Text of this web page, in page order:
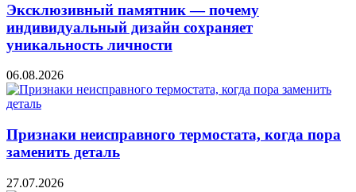
Эксклюзивный памятник — почему
индивидуальный дизайн сохраняет
уникальность личности
06.08.2026
Признаки неисправного термостата, когда пора
заменить деталь
27.07.2026